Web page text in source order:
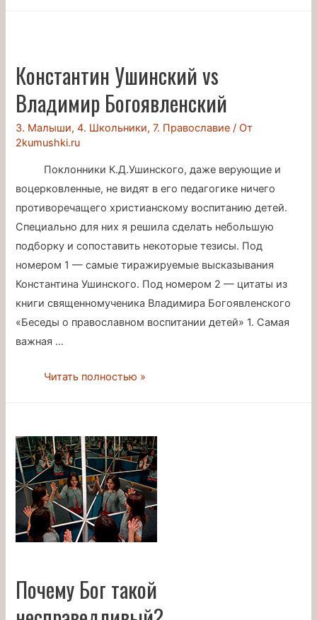
Константин Ушинский vs
Владимир Богоявленский
3. Малыши,4. Школьники,7. Православие / От
2kumushki.ru
Поклонники К.Д.Ушинского, даже верующие и
воцерковленные, не видят в его педагогике ничего
противоречащего христианскому воспитанию детей.
Специально для них я решила сделать небольшую
подборку и сопоставить некоторые тезисы. Под
номером 1 — cамые тиражируемые высказывания
Константина Ушинского. Под номером 2 — цитаты из
книги священномученика Владимира Богоявленского
«Беседы о православном воспитании детей» 1. Самая
важная …
Константин
Владимир
Богоявленский
Читать полностью »
Почему Бог такой